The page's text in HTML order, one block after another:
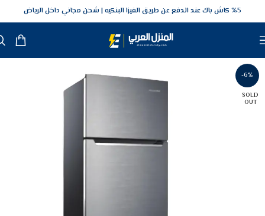
5‎% كاش باك عند الدفع عن طريق الفيزا البنكيه شحن مجاني داخل الرياض
-6%
SOLD
OUT